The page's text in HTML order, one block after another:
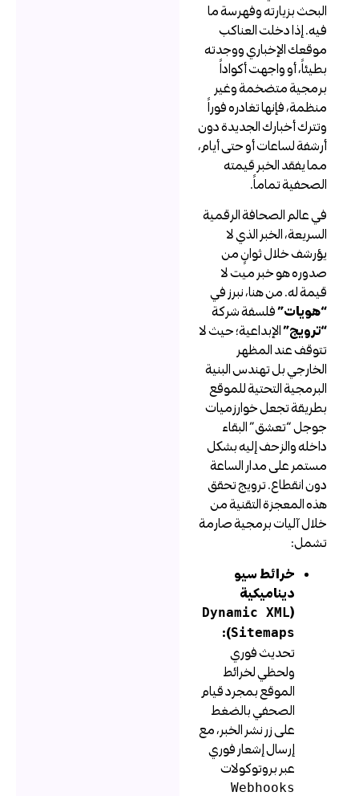
البحث بزيارته وفهرسة ما
فيه. إذا دخلت العناكب
موقعك الإخباري ووجدته
بطيئاً، أو واجهت أكواداً
برمجية متضخمة وغير
منظمة، فإنها تغادره فوراً
وتترك أخبارك الجديدة دون
أرشفة لساعات أو حتى أيام،
مما يفقد الخبر قيمته
الصحفية تماماً.
في عالم الصحافة الرقمية
السريعة، الخبر الذي لا
يؤرشف خلال ثوانٍ من
صدوره هو خبر ميت لا
قيمة له. من هنا، نبرز في
“هويات”فلسفة شركة
“ترويج”الإبداعية؛ حيث لا
تتوقف عند المظهر
الخارجي بل تهندس البنية
البرمجية التحتية للموقع
بطريقة تجعل خوارزميات
جوجل “تعشق” البقاء
داخله والزحف إليه بشكل
مستمر على مدار الساعة
دون انقطاع. ترويج تحقق
هذه المعجزة التقنية من
خلال آليات برمجية صارمة
تشمل:
خرائط سيو
ديناميكية
Dynamic XML
Sitemaps
):
تحديث فوري
ولحظي لخرائط
الموقع بمجرد قيام
الصحفي بالضغط
على زر نشر الخبر، مع
إرسال إشعار فوري
عبر بروتوكولات
Webhooks